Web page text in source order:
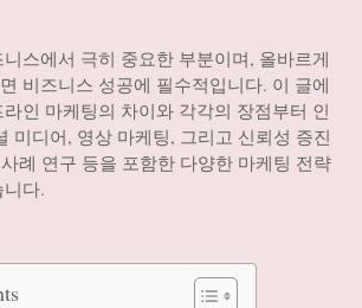
스에서 극히 중요한 부분이며, 올바르게
비즈니스 성공에 필수적입니다. 이 글에
인 마케팅의 차이와 각각의 장점부터 인
미디어, 영상 마케팅, 그리고 신뢰성 증진
례 연구 등을 포함한 다양한 마케팅 전략
다.